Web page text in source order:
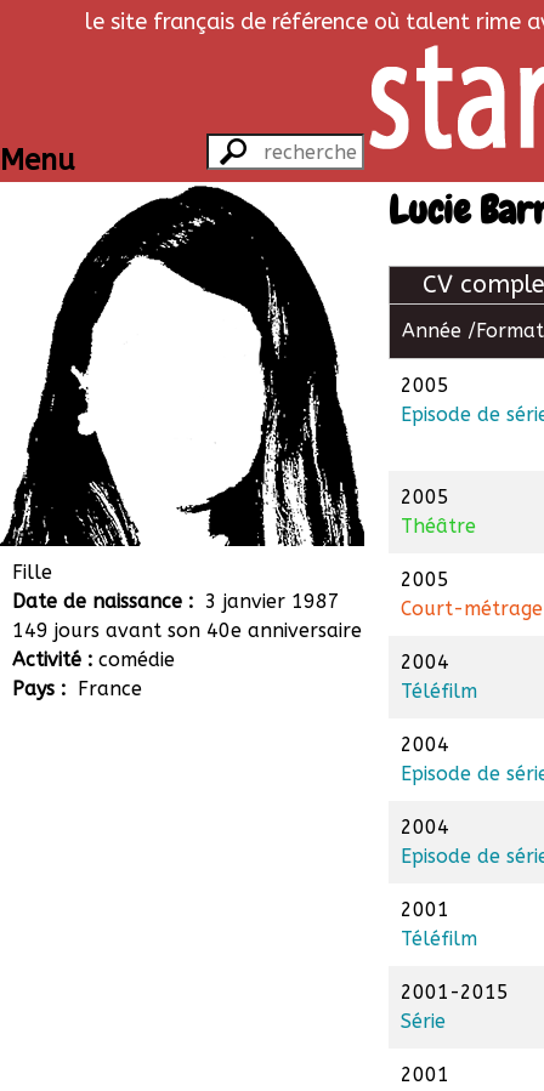
le site français de référence où talent rime
Menu
Lucie Barret
Fille
Date de naissance : 3 janvier 1987
149 jours avant son 40e anniversaire
Activité : comédie
Pays : France
Lucie
CV
Année / Format
2005
Episode de
2005
Théâtre
2005
Court-métrage
2004
Téléfilm
2004
Episode de
2004
Episode de
2001
Téléfilm
2001-2015
Série
2001